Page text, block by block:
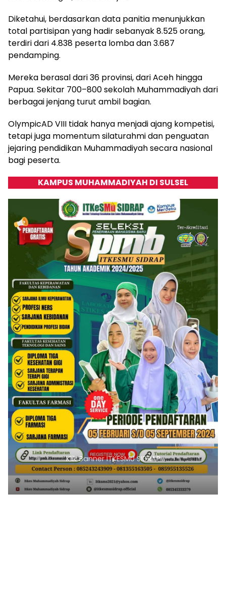
Diketahui, berdasarkan data panitia menunjukkan
total partisipan yang hadir sebanyak 8.525 orang,
terdiri dari 4.838 peserta lomba dan 3.687
pendamping.
Mereka berasal dari 36 provinsi, dari Aceh hingga
Papua. Sekitar 700–800 sekolah Muhammadiyah dari
berbagai jenjang turut ambil bagian.
OlympicAD VIII tidak hanya menjadi ajang kompetisi,
tetapi juga momentum silaturahmi dan penguatan
jejaring pendidikan Muhammadiyah secara nasional
bagi peserta.
KAMPUS MUHAMMADIYAH DI SULSEL
Klik Banner ITKESMU SIDRAP